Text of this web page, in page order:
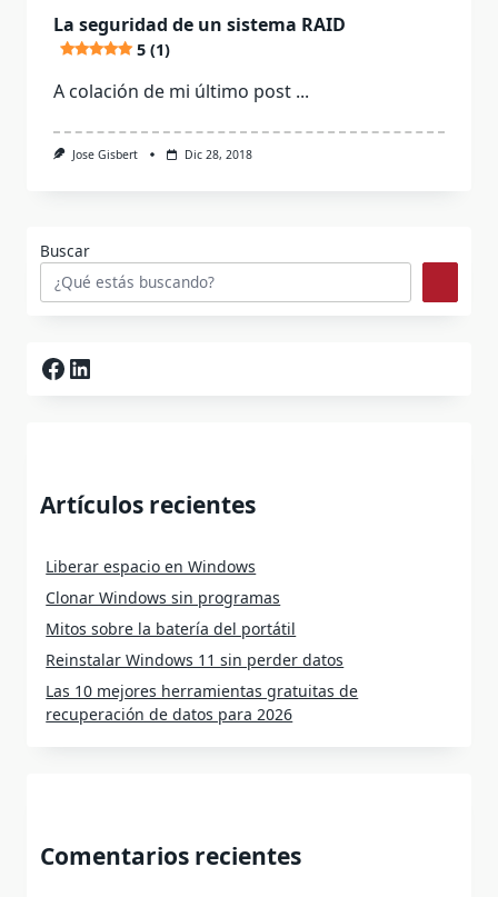
La seguridad de un sistema RAID
5 (1)
A colación de mi último post ...
Jose Gisbert Dic 28, 2018
Buscar
Facebook
LinkedIn
Artículos recientes
Liberar espacio en Windows
Clonar Windows sin programas
Mitos sobre la batería del portátil
Reinstalar Windows 11 sin perder datos
Las 10 mejores herramientas gratuitas de
recuperación de datos para 2026
Comentarios recientes